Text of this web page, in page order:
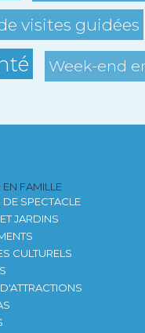
visites guidées
Week-end
EN FAMILLE
DE SPECTACLE
JARDINS
CULTURELS